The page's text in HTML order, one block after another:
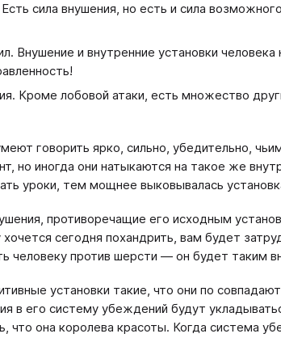
сила внушения, но есть и сила
Внушение и внутренние установки
Кроме лобовой атаки, есть множество
говорить ярко, сильно, убедительно,
но иногда они натыкаются на такое же
уроки, тем мощнее выковывалась
противоречащие его исходным
хочется сегодня похандрить, вам будет
человеку против шерсти — он будет таким
установки такие, что они по
в его систему убеждений будут
что она королева красоты. Когда система